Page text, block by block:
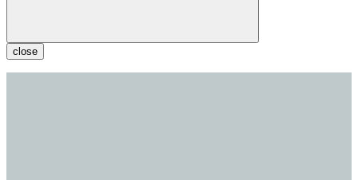
close